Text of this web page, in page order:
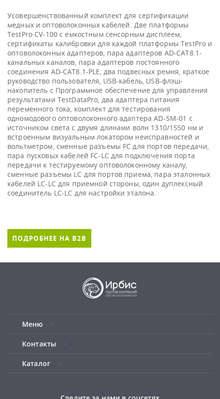
Усовершенствованный комплект для сертификации
медных и оптоволоконных кабелей. Две платформы
TestPro CV-100 с емкостным сенсорным дисплеем,
сертификаты калибровки для каждой платформы TestPro и
оптоволоконных адаптеров, пара адаптеров AD-CAT8.1-
канальных каналов, пара адаптеров постоянного
соединения AD-CAT8.1-PLE, два подвесных ремня, краткое
руководство пользователя, USB-кабель, USB-флэш-
накопитель с Программное обеспечение для управления
результатами TestDataPro, два адаптера питания
переменного тока, комплект для тестирования
одномодового оптоволоконного адаптера AD-SM-01 с
источником света с двумя длинами волн 1310/1550 нм и
встроенным визуальным локатором неисправностей и
вольтметром, сменные разъемы FC для портов передачи,
пара пусковых кабелей FC-LC для подключения порта
передачи к тестируемому оптоволоконному каналу,
сменные разъемы LC для портов приема, пара эталонных
кабелей LC-LC для приемной стороны, один дуплексный
соединитель LC-LC для настройки эталона.
ПОДРОБНЕЕ НА B2B
Меню
Контакты
Каталог